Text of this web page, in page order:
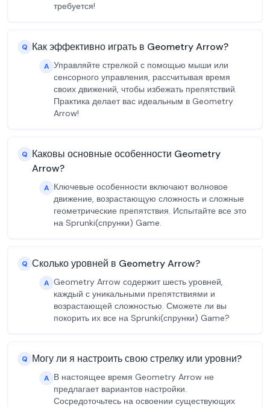
требуется!
Q Как эффективно играть в Geometry Arrow?
A Управляйте стрелкой с помощью мыши или
сенсорного управления, рассчитывая время
своих движений, чтобы избежать препятствий.
Практика делает вас идеальным в Geometry
Arrow!
Q Каковы основные особенности Geometry
Arrow?
A Ключевые особенности включают волновое
движение, возрастающую сложность и сложные
геометрические препятствия. Испытайте все это
на Sprunki(спрунки) Game.
Q Сколько уровней в Geometry Arrow?
A Geometry Arrow содержит шесть уровней,
каждый с уникальными препятствиями и
возрастающей сложностью. Сможете ли вы
покорить их все на Sprunki(спрунки) Game?
Q Могу ли я настроить свою стрелку или уровни?
A В настоящее время Geometry Arrow не
предлагает вариантов настройки.
Сосредоточьтесь на освоении существующих